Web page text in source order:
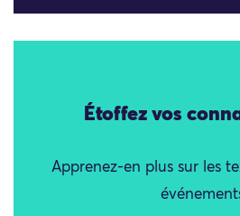
Étoffez vos
Apprenez-en plus sur les